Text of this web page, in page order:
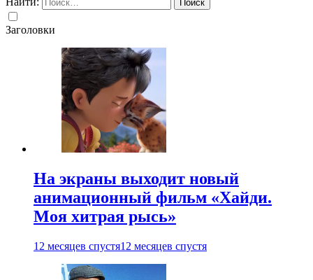
Заголовки
На экраны выходит новый
анимационный фильм «Хайди.
Моя хитрая рысь»
12 месяцев спустя12 месяцев спустя